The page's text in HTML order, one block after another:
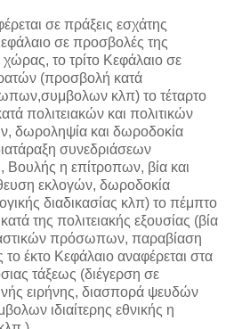
σε πράξεις εσχάτης
σε προσβολές της
το τρίτο Κεφάλαιο σε
(προσβολή κατά
κλπ) το τέταρτο
πολιτειακών και πολιτικών
δωροληψία και δωροδοκία
συνεδριάσεων
η επίτροπων, βία και
εκλογών, δωροδοκία
διαδικασίας κλπ) το πέμπτο
της πολιτειακής εξουσίας (βία
πρόσωπων, παραβίαση
έκτο Κεφάλαιο αναφέρεται στα
τάξεως (διέγερση σε
ειρήνης, διασπορά ψευδών
ιδιαίτερης εθνικής η